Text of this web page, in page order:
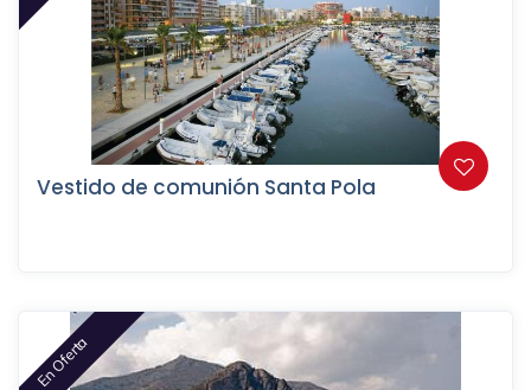
Vestido de comunión Santa Pola
En Oferta